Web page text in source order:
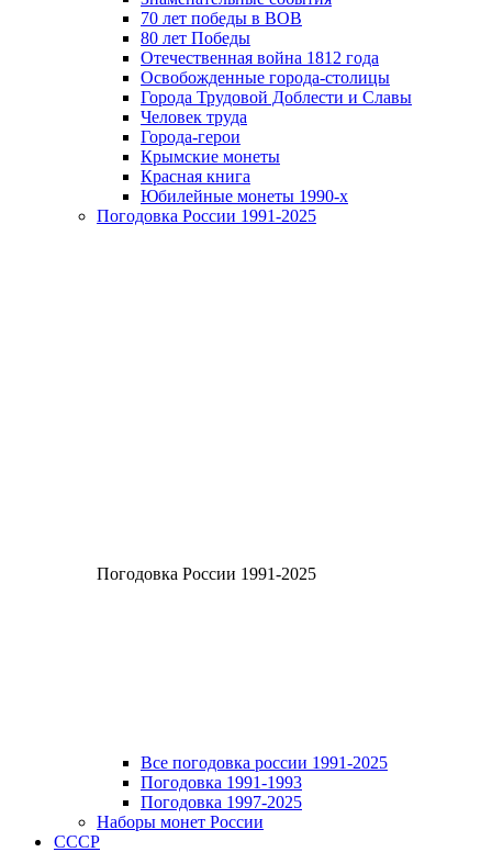
70 лет победы в ВОВ
80 лет Победы
Отечественная война 1812 года
Освобожденные города-столицы
Города Трудовой Доблести и Славы
Человек труда
Города-герои
Крымские монеты
Красная книга
Юбилейные монеты 1990-х
Погодовка России 1991-2025
Погодовка России 1991-2025
Все погодовка россии 1991-2025
Погодовка 1991-1993
Погодовка 1997-2025
Наборы монет России
СССР